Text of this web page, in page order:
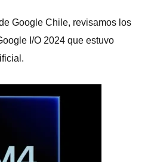
Google Chile, revisamos los
I/O 2024 que estuvo